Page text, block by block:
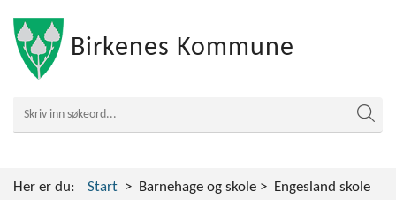
Birkenes Kommune
Her er du: Start Barnehage og skole Engesland skole